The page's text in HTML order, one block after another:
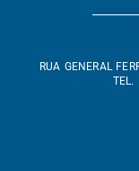
RUA GENERAL